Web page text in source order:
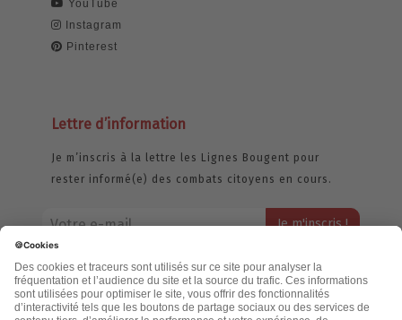
YouTube
Instagram
Pinterest
Lettre d’information
Je m’inscris à la lettre les Lignes Bougent pour
rester informé(e) des combats citoyens en cours.
jamais échangée. Pour consulter notre politique de confidentialité,
cliquez ici.